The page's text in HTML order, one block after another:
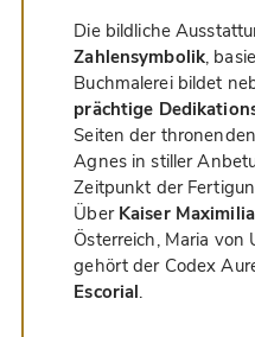
Die bildliche
Zahlensymbolik,
Buchmalerei bildet
prächtige
Seiten der
Agnes in stiller
Zeitpunkt der
Über Kaiser
Österreich, Maria von
gehört der Codex
Escorial.